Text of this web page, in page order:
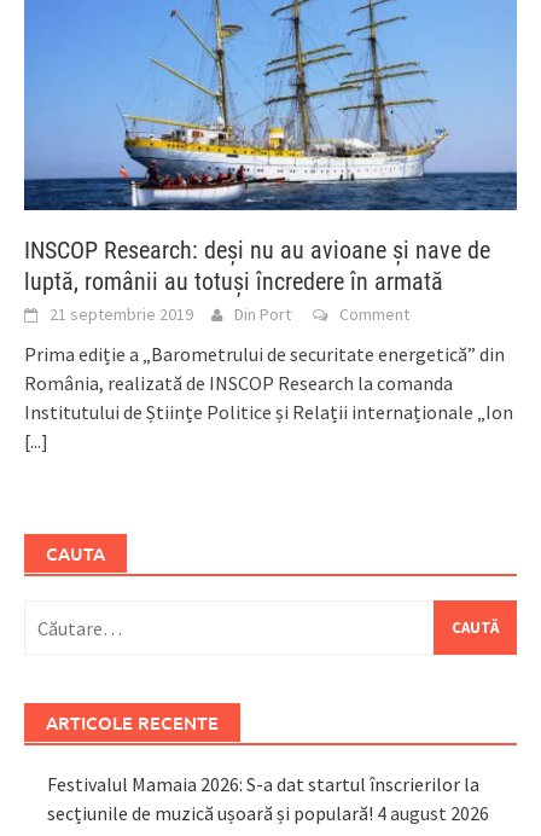
INSCOP Research: deşi nu au avioane şi nave de
luptă, românii au totuşi încredere în armată
21 septembrie 2019 Din Port Comment
Prima ediție a „Barometrului de securitate energetică” din
România, realizată de INSCOP Research la comanda
Institutului de Științe Politice și Relații internaționale „Ion
[...]
CAUTA
după:
ARTICOLE RECENTE
Festivalul Mamaia 2026: S-a dat startul înscrierilor la
secțiunile de muzică ușoară și populară! 4 august 2026